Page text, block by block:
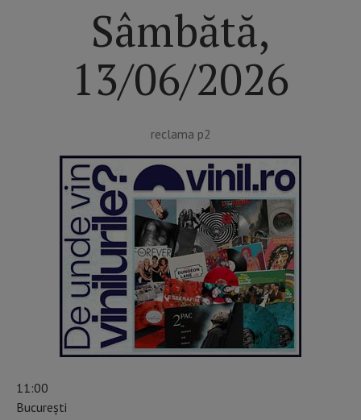
Sâmbătă,
13/06/2026
reclama p2
11:00
Bucureşti